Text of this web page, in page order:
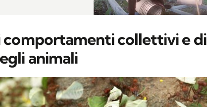
comportamenti collettivi e di
animali